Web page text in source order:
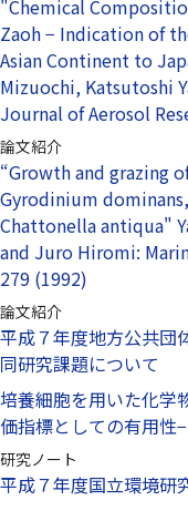
"Chemical
Zaoh − Indication of
Asian Continent to
Mizuochi, Katsutoshi
Journal of Aerosol
論文紹介
“Growth and grazing
Gyrodinium
Chattonella antiqua"
and Juro Hiromi:
279 (1992)
論文紹介
平成７年度地方公共団
同研究課題について
培養細胞を用いた化学
価指標としての有用性−
研究ノート
平成７年度国立環境研